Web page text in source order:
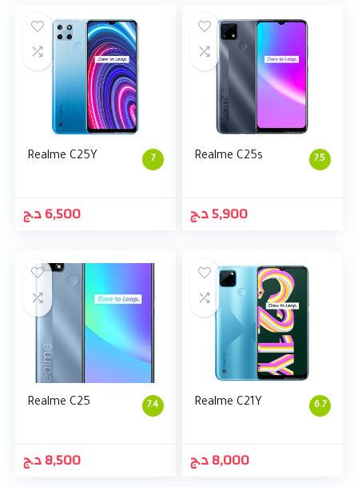
7
Realme C25Y
6,500د.ج
7.5
Realme C25s
5,900د.ج
7.4
Realme C25
8,500د.ج
6.7
Realme C21Y
8,000د.ج